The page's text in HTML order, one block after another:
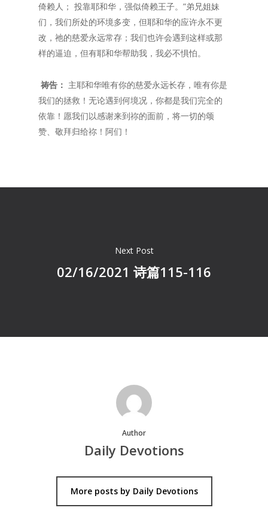
倚赖人； 投靠耶和华，强似倚赖王子。”‭‭弟兄姐妹
们，我们所处的环境多变，但耶和华的应许永不更
改，祂的慈爱永远常存；我们也许会遇到这样或那
样的逼迫，但有耶和华帮助我，我必不惧怕。
祷告： 主耶和华唯有你的慈爱永远长存，唯有你是
我们的拯救！无论遇到何境况，你都是我们完全的
依靠！愿我们以感谢来到祢的面前，将一切的颂
赞、敬拜归给祢！阿们！
Next Post
02/16/2021 诗篇115-116
Author
Daily Devotions
More posts by Daily Devotions